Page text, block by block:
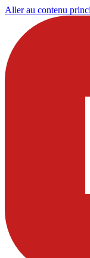
Aller au contenu